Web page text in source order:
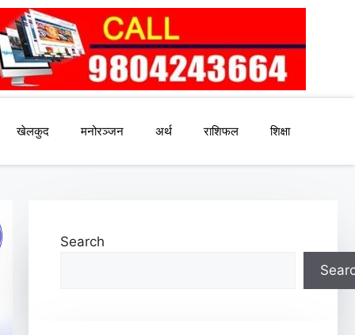
खेलकुद मनोरञ्जन अर्थ राशिफल शिक्षा
Search